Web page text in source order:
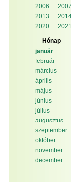
2006
2007
2013
2014
2020
2021
Hónap
január
február
március
április
május
június
július
augusztus
szeptember
október
november
december